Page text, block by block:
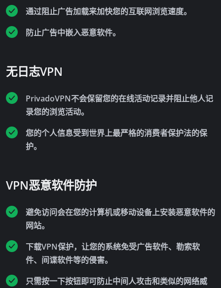
通过阻止广告加载来加快您的互联网浏览速度。
防止广告中嵌入恶意软件。
无日志VPN
PrivadoVPN不会保留您的在线活动记录并阻止他人记
录您的浏览活动。
您的个人信息受到世界上最严格的消费者保护法的保
护。
VPN恶意软件防护
避免访问会在您的计算机或移动设备上安装恶意软件的
网站。
下载VPN保护，让您的系统免受广告软件、勒索软
件、间谍软件等的侵害。
只需按一下按钮即可防止中间人攻击和类似的网络威